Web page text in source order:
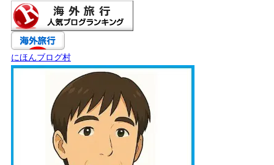
にほんブログ村